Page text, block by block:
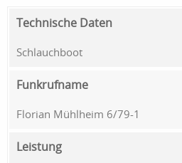
Technische Daten
Schlauchboot
Funkrufname
Florian Mühlheim 6/79-1
Leistung